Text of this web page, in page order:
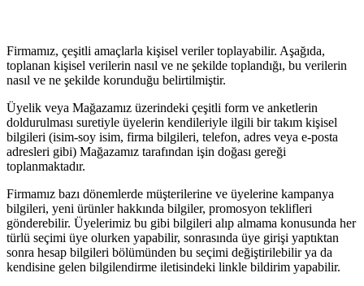
Firmamız, çeşitli amaçlarla kişisel veriler toplayabilir. Aşağıda,
toplanan kişisel verilerin nasıl ve ne şekilde toplandığı, bu verilerin
nasıl ve ne şekilde korunduğu belirtilmiştir.
Üyelik veya Mağazamız üzerindeki çeşitli form ve anketlerin
doldurulması suretiyle üyelerin kendileriyle ilgili bir takım kişisel
bilgileri (isim-soy isim, firma bilgileri, telefon, adres veya e-posta
adresleri gibi) Mağazamız tarafından işin doğası gereği
toplanmaktadır.
Firmamız bazı dönemlerde müşterilerine ve üyelerine kampanya
bilgileri, yeni ürünler hakkında bilgiler, promosyon teklifleri
gönderebilir. Üyelerimiz bu gibi bilgileri alıp almama konusunda her
türlü seçimi üye olurken yapabilir, sonrasında üye girişi yaptıktan
sonra hesap bilgileri bölümünden bu seçimi değiştirilebilir ya da
kendisine gelen bilgilendirme iletisindeki linkle bildirim yapabilir.